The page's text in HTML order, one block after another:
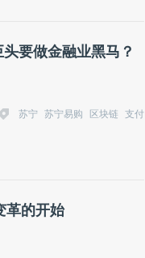
要做金融业黑马？
苏宁 苏宁易购 区块链 支付
革的开始